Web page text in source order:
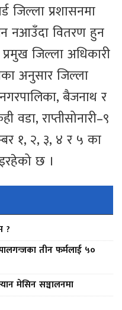
जिल्ला प्रशासनमा
नआउँदा वितरण हुन
जिल्ला अधिकारी
अनुसार जिल्ला
बैजनाथ र
वडा, राप्तीसोनारी–९
१, २, ३, ४ र ५ का
छ ।
?
तीन फर्मलाई ५०
मेसिन सञ्चालनमा